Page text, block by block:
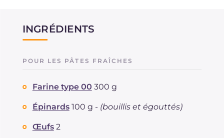
INGRÉDIENTS
POUR LES PÂTES FRAÎCHES
Farine type 00 300 g
Épinards 100 g - (bouillis et égouttés)
Œufs 2